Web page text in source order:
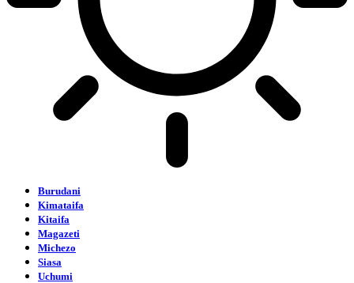
Burudani
Kimataifa
Kitaifa
Magazeti
Michezo
Siasa
Uchumi